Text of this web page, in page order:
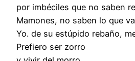
por imbéciles que no saben
Mamones, no saben lo que
Yo. de su estúpido rebaño,
Prefiero ser zorro